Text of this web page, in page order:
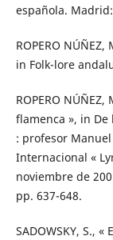
española.
ROPERO
in Folk-lore
ROPERO
flamenca », in De
: profesor
Internacional «
noviembre de
pp. 637-648.
SADOWSKY, S.,